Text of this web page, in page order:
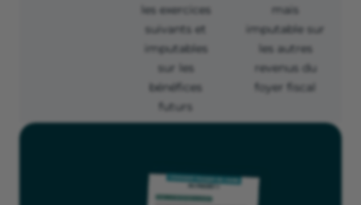
les exercices
suivants et
imputables
sur les
bénéfices
futurs
mais
imputable sur
les autres
revenus du
foyer fiscal